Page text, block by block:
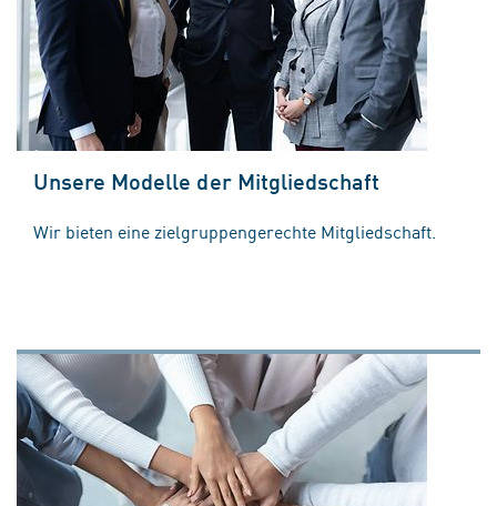
Unsere Modelle der Mitgliedschaft
Wir bieten eine zielgruppengerechte Mitgliedschaft.